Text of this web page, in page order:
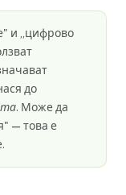
и „цифрово
до
. Може да
— това е